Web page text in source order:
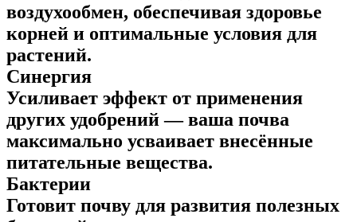
воздухообмен, обеспечивая здоровье
корней и оптимальные условия для
растений.
Синергия
Усиливает эффект от применения
других удобрений — ваша почва
максимально усваивает внесённые
питательные вещества.
Бактерии
Готовит почву для развития полезных